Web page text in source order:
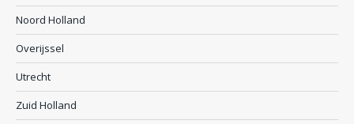
Noord Holland
Overijssel
Utrecht
Zuid Holland